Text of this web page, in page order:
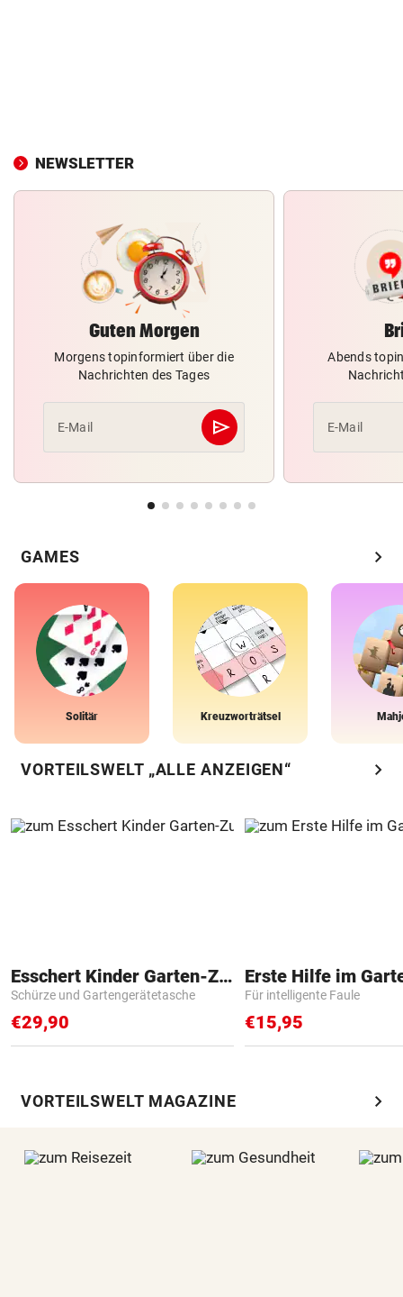
NEWSLETTER
Guten Morgen
Morgens topinformiert über die
Nachrichten des Tages
E-Mail send
Abschicken
Abends
E-Mail
GAMES chevron_right
Solitär Kreuzworträtsel
VORTEILSWELT „ALLE ANZEIGEN“ chevron_right
Esschert Kinder Garten-Zubehör
Schürze und Gartengerätetasche
€29,90
Erste Hilfe im
Für intelligente Faule
€15,95
VORTEILSWELT MAGAZINE chevron_right